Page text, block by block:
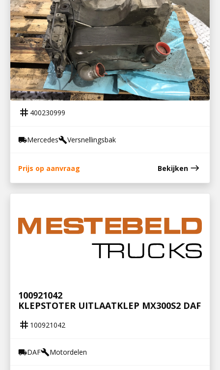
400230999
VOITH R115H RETARDER MB G211-16
tag 400230999
local_shippingMercedesbuildVersnellingsbak
Prijs op aanvraag Bekijken east
100921042
KLEPSTOTER UITLAATKLEP MX300S2 DAF
tag 100921042
local_shippingDAFbuildMotordelen